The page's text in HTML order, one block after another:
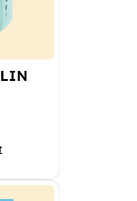
MERLIN